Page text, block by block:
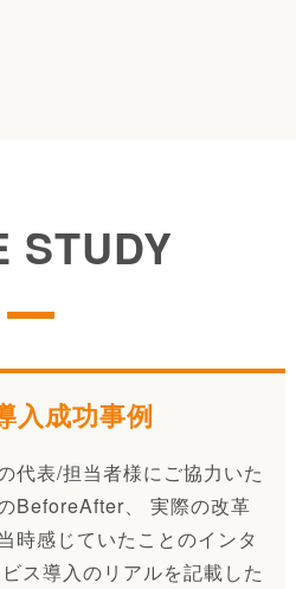
STUDY
入成功事例
代表/担当者様にご協力いた
BeforeAfter、 実際の改革
時感じていたことのインタ
ス導入のリアルを記載した